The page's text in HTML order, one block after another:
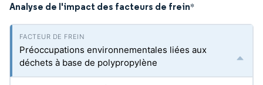
Analyse de l'impact des facteurs de frein*
Préoccupations environnementales liées aux
déchets à base de polypropylène